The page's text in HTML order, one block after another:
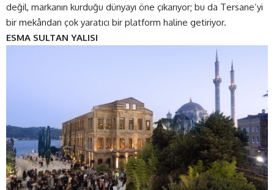
değil, markanın kurduğu dünyayı öne çıkarıyor; bu da Tersane’yi
bir mekândan çok yaratıcı bir platform haline getiriyor.
ESMA SULTAN YALISI